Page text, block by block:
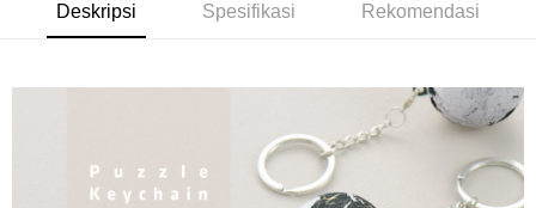
Deskripsi Spesifikasi Rekomendasi